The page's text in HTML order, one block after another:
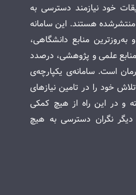
خود نیازمند دسترسی به
هستند. این سامانه
منابع دانشگاهی،
علمی و پژوهشی، درصدد
است. سامانه‌ی یکپارچه‌ی
خود را در تامین نیازهای
و در این راه از هیچ کمکی
دیگر نگران دسترسی به هیچ